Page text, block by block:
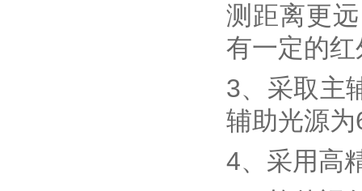
测距离更
有一定的
3、采取主
辅助光源
4、采用高